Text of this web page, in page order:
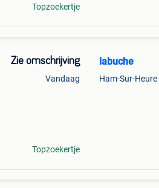
Topzoekertje
Zie omschrijving
Vandaag
Topzoekertje
labuche
Ham-Sur-Heure